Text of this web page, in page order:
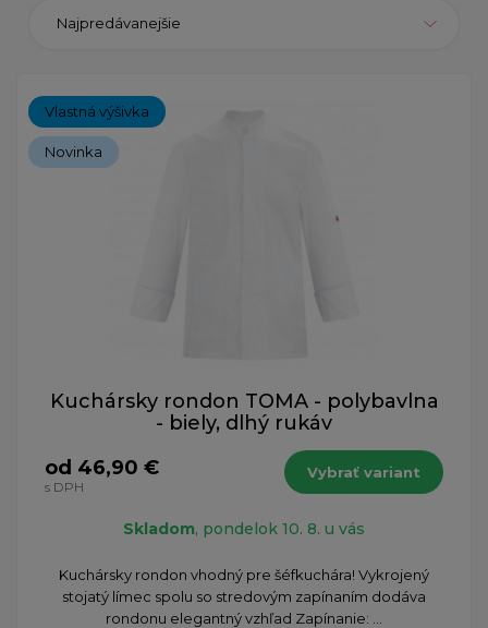
Najpredávanejšie
Vlastná výšivka
Novinka
Kuchársky rondon TOMA - polybavlna
- biely, dlhý rukáv
od 46,90 €
s DPH
Vybrať variant
Skladom, pondelok 10. 8. u vás
Kuchársky rondon vhodný pre šéfkuchára! Vykrojený
stojatý límec spolu so stredovým zapínaním dodáva
rondonu elegantný vzhľad Zapínanie: ...